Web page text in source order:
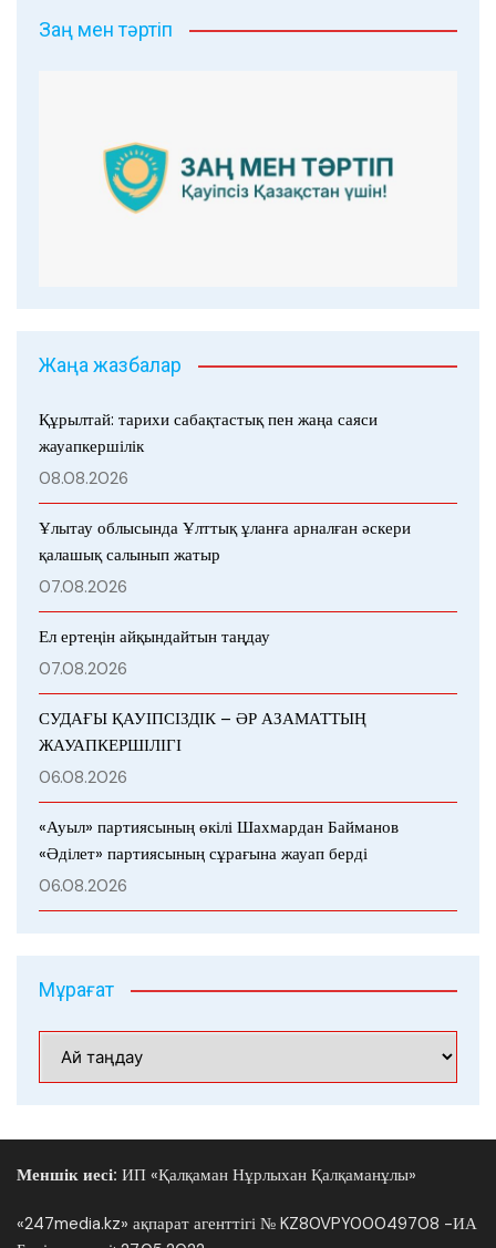
Заң мен тәртіп
Жаңа жазбалар
Құрылтай: тарихи сабақтастық пен жаңа саяси
жауапкершілік
08.08.2026
Ұлытау облысында Ұлттық ұланға арналған әскери
қалашық салынып жатыр
07.08.2026
Ел ертеңін айқындайтын таңдау
07.08.2026
СУДАҒЫ ҚАУІПСІЗДІК – ӘР АЗАМАТТЫҢ
ЖАУАПКЕРШІЛІГІ
06.08.2026
«Ауыл» партиясының өкілі Шахмардан Байманов
«Әділет» партиясының сұрағына жауап берді
06.08.2026
Мұрағат
Меншік иесі: ИП «Қалқаман Нұрлыхан Қалқаманұлы»
«247media.kz» ақпарат агенттігі № KZ80VPY00049708 -ИА